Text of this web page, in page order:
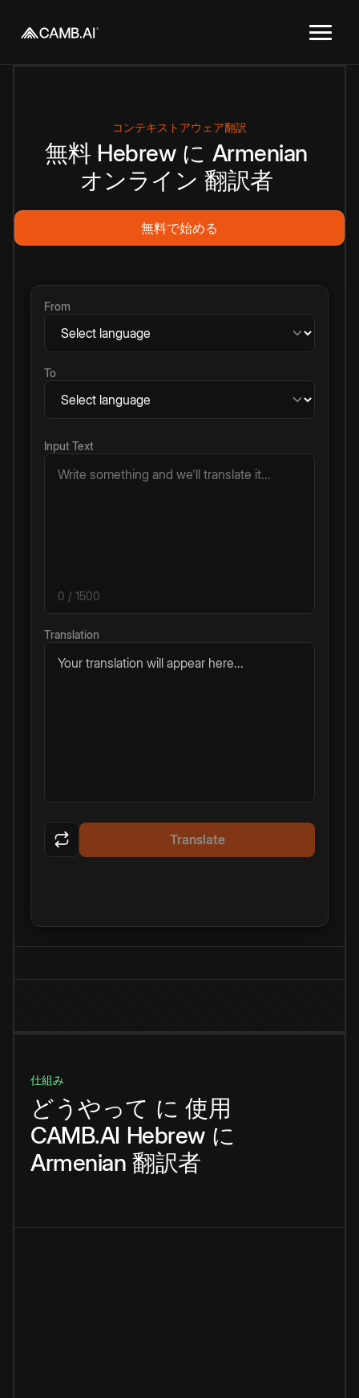
コンテキストアウェア翻訳
無料 Hebrew に Armenian
オンライン 翻訳者
無料で始める
From
To
Input Text
0 / 1500
Translation
Your translation will appear here...
Translate
仕組み
どうやって に 使用
CAMB.AI Hebrew に
Armenian 翻訳者